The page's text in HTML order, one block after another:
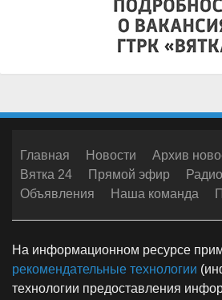
Главная Новости Архив
Вятка 24
Прямой эфир Радио
Объявления
Наша команда
На информационном ресурсе
рекомендательные технологии
технологии предоставления